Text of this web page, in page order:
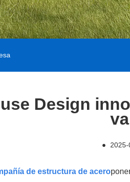
Design
●
de estructura de acero